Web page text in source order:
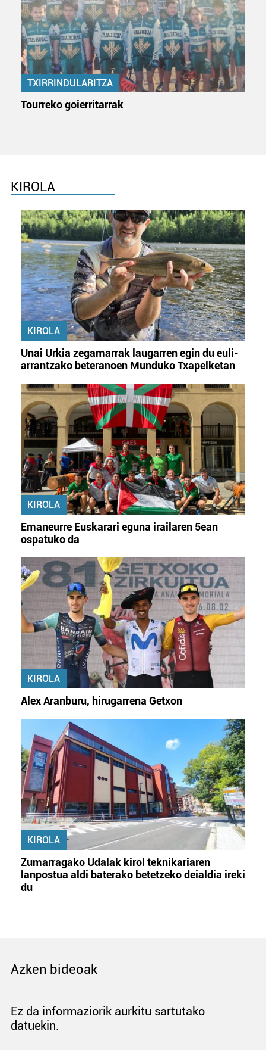
TXIRRINDULARITZA
Tourreko goierritarrak
KIROLA
KIROLA
Unai Urkia zegamarrak laugarren egin du euli-
arrantzako beteranoen Munduko Txapelketan
KIROLA
Emaneurre Euskarari eguna irailaren 5ean
ospatuko da
KIROLA
Alex Aranburu, hirugarrena Getxon
KIROLA
Zumarragako Udalak kirol teknikariaren
lanpostua aldi baterako betetzeko deialdia ireki
du
Azken bideoak
Ez da informaziorik aurkitu sartutako
datuekin.